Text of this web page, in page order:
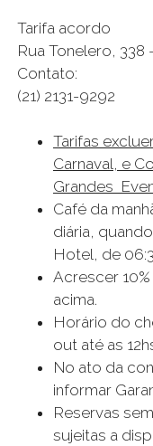
Tarifa acordo
Rua Tonelero, 338
Contato:
(21) 2131-9292
Tarifas
Carnaval, e
Grandes
Café da
diária,
Hotel, de
Acrescer
acima.
Horário do
out até as
No ato da
informar
Reservas
sujeitas a